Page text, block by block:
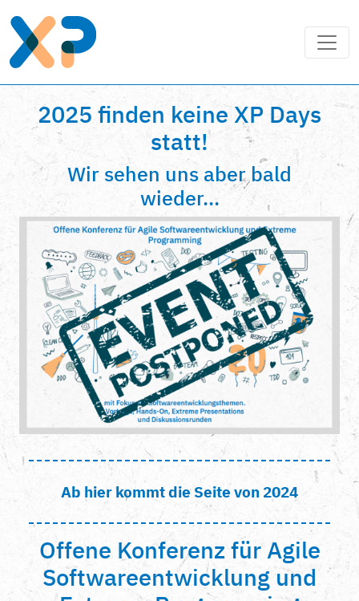
2025 finden keine XP Days
statt!
Wir sehen uns aber bald
wieder...
Ab hier kommt die Seite von 2024
Offene Konferenz für Agile
Softwareentwicklung und